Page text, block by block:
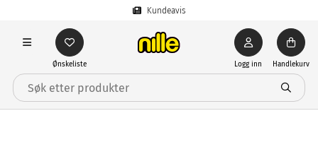
Kundeavis
Ønskeliste Logg inn Handlekurv